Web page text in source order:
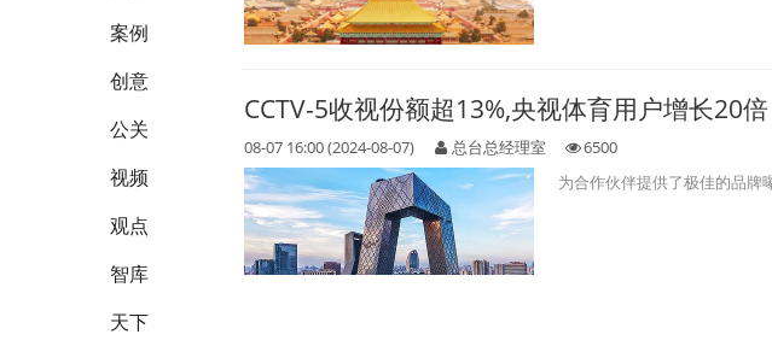
案例
创意
公关
视频
观点
智库
天下
CCTV-5收视份额超13%,央视体育用户增长20倍
08-07 16:00 (2024-08-07) 总台总经理室
6500
为合作伙伴提供了极佳的品牌